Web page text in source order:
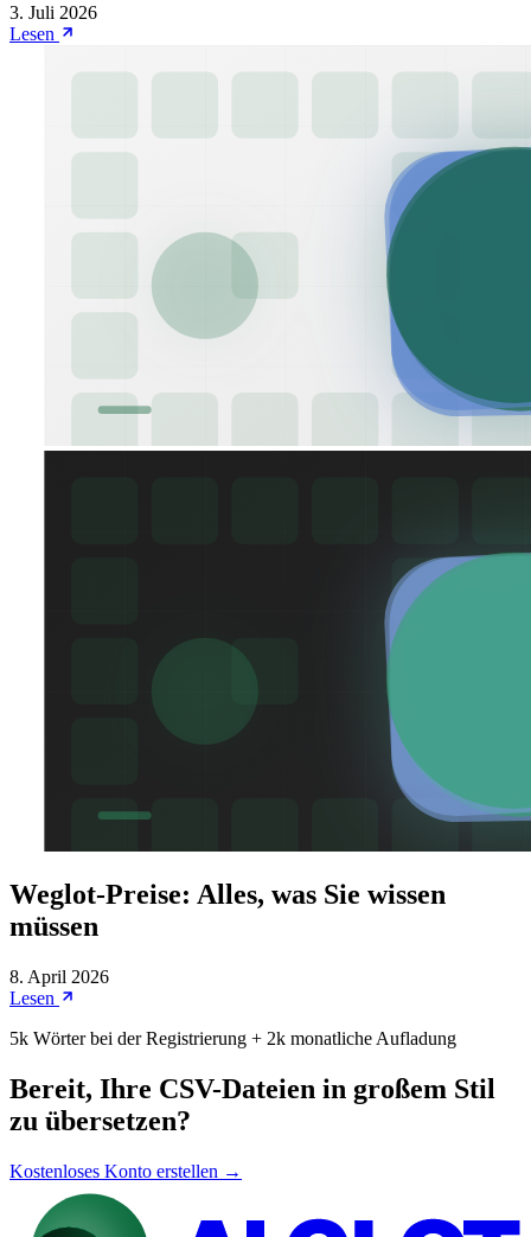
3. Juli 2026
Lesen
Weglot-Preise: Alles, was Sie wissen
müssen
8. April 2026
Lesen
5k Wörter bei der Registrierung + 2k monatliche Aufladung
Bereit, Ihre CSV-Dateien in großem Stil
zu übersetzen?
Kostenloses Konto erstellen →